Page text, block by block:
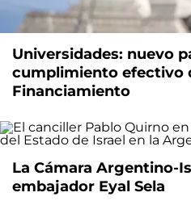
Universidades: nuevo
cumplimiento efectivo
Financiamiento
La Cámara Argentino-
embajador Eyal Sela